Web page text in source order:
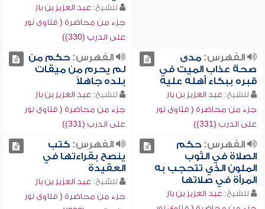
للشيخ: عبد العزيز بن باز
جزء من محاضرة ( فتاوى نور
على الدرب (330))
الفهرس:مدى
صحة عذاب الميت في
قبره ببكاء أهله عليه
للشيخ: عبد العزيز بن باز
جزء من محاضرة ( فتاوى نور
على الدرب (331))
الفهرس:حكم من
لم يحرم من ميقات
بلده جاهلاً
للشيخ: عبد العزيز بن باز
جزء من محاضرة ( فتاوى نور
على الدرب (331))
الفهرس:حكم
الصلاة في الثوب
الملون الذي تتحجب به
المرأة في صلاتها
للشيخ: عبد العزيز بن باز
الفهرس:كتب
ينصح بقراءتها في
العقيدة
للشيخ: عبد العزيز بن باز
جزء من محاضرة ( فتاوى نور